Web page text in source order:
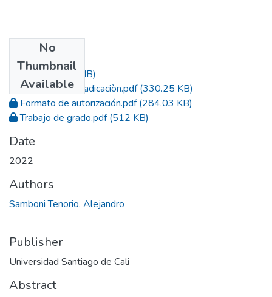
No
Thumbnail
Available
Acta.pdf(1.1 MB)
Constancia de radicaciòn.pdf(330.25 KB)
Formato de autorización.pdf(284.03 KB)
Trabajo de grado.pdf(512 KB)
Date
2022
Authors
Samboni Tenorio, Alejandro
Publisher
Universidad Santiago de Cali
Abstract